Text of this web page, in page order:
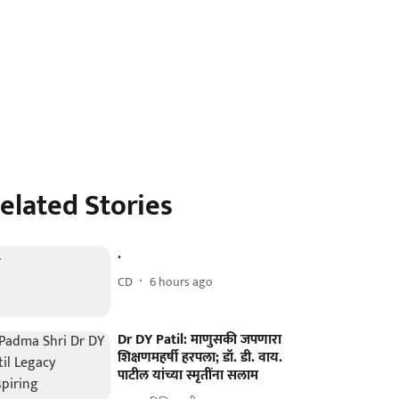
Stories
.
CD 6 hours ago
Dr DY Patil: माणुसकी जपणारा
शिक्षणमहर्षी हरपला; डॉ. डी. वाय.
पाटील यांच्या स्मृतींना सलाम